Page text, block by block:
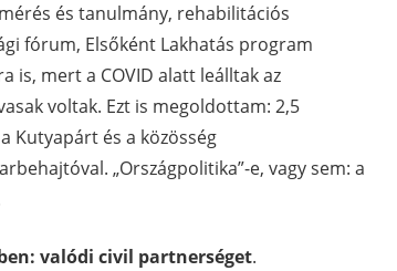
és tanulmány, rehabilitációs
fórum, Elsőként Lakhatás program
is, mert a COVID alatt leálltak az
voltak. Ezt is megoldottam: 2,5
Kutyapárt és a közösség
„Országpolitika”-e, vagy sem: a
valódi civil partnerséget.